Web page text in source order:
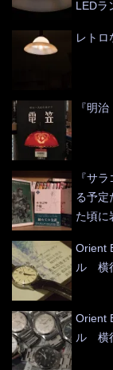
LED
レトロ
『明
『サ
る予定
た頃に
Orient
ル 横
Orient
ル 横